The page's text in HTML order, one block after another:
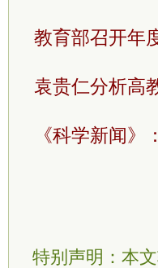
教育部召开年
袁贵仁分析高
《科学新闻》
特别声明：本